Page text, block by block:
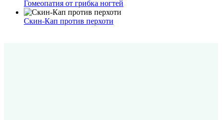
Гомеопатия от грибка ногтей
Скин-Кап против перхоти